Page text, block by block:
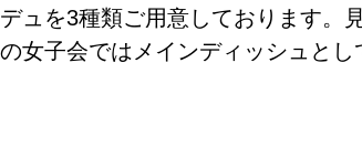
ュを3種類ご用意しております。
女子会ではメインディッシュとし